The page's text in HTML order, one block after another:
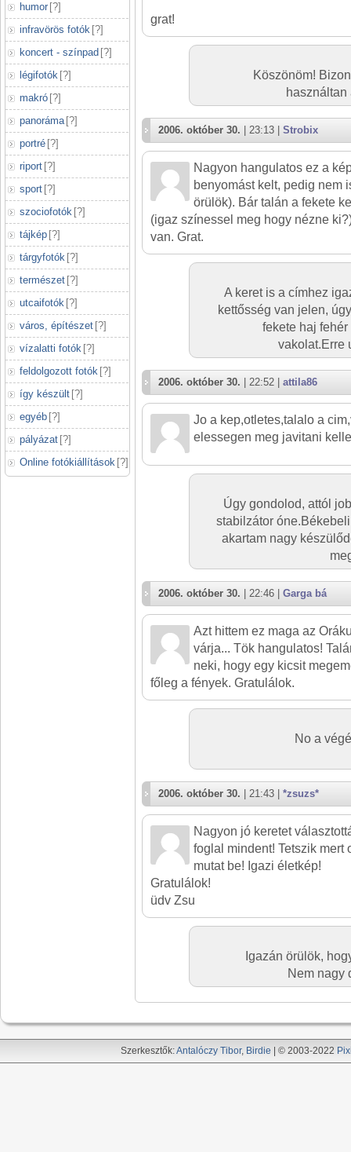
humor [?]
infravörös fotók [?]
koncert - színpad [?]
légifotók [?]
makró [?]
panoráma [?]
portré [?]
riport [?]
sport [?]
szociofotók [?]
tájkép [?]
tárgyfotók [?]
természet [?]
utcaifotók [?]
város, építészet [?]
vízalatti fotók [?]
feldolgozott fotók [?]
így készült [?]
egyéb [?]
pályázat [?]
Online fotókiállítások [?]
grat!
Köszönöm!
használtan
2006. október 30. | 23:13 | Strobix
Nagyon hangulatos ez a
benyomást kelt, pedig nem
örülök). Bár talán a fekete
(igaz színessel meg hogy nézne
van. Grat.
A keret is a címhez
kettősség van jelen,
fekete haj
vakolat.Erre
2006. október 30. | 22:52 | attila86
Jo a kep,otletes,talalo a
elessegen meg javitani
Úgy gondolod, attól
stabilzátor
akartam nagy
2006. október 30. | 22:46 | Garga bá
Azt hittem ez maga az
várja... Tök hangulatos!
neki, hogy egy kicsit
főleg a fények. Gratulálok.
No a
2006. október 30. | 21:43 | *zsuzs*
Nagyon jó keretet
foglal mindent! Tetszik mert
mutat be! Igazi életkép!
Gratulálok!
üdv Zsu
Igazán örülök,
Nem nagy
Szerkesztők:Antalóczy Tibor, Birdie | © 2003-2022